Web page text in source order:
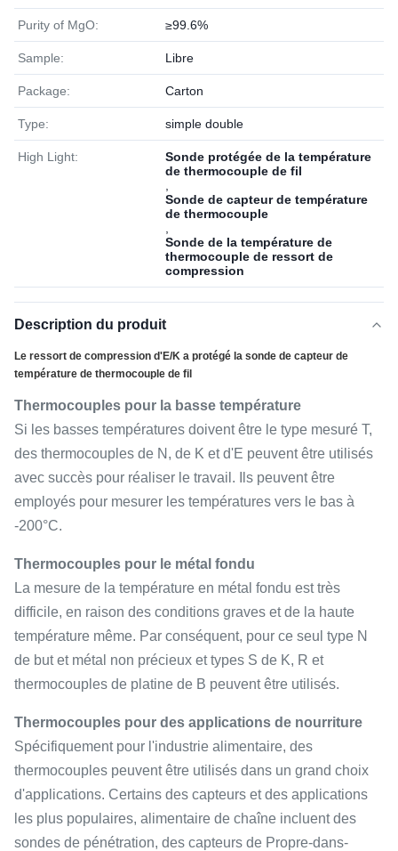
Purity of MgO: ≥99.6%
Sample: Libre
Package: Carton
Type: simple double
High Light:
Sonde protégée de la température
de thermocouple de fil
Sonde de capteur de température
de thermocouple
Sonde de la température de
thermocouple de ressort de
compression
Description du produit
Le ressort de compression d'E/K a protégé la sonde de capteur de
température de thermocouple de fil
Thermocouples pour la basse température
Si les basses températures doivent être le type mesuré T,
des thermocouples de N, de K et d'E peuvent être utilisés
avec succès pour réaliser le travail. Ils peuvent être
employés pour mesurer les températures vers le bas à
-200°C.
Thermocouples pour le métal fondu
La mesure de la température en métal fondu est très
difficile, en raison des conditions graves et de la haute
température même. Par conséquent, pour ce seul type N
de but et métal non précieux et types S de K, R et
thermocouples de platine de B peuvent être utilisés.
Thermocouples pour des applications de nourriture
Spécifiquement pour l'industrie alimentaire, des
thermocouples peuvent être utilisés dans un grand choix
d'applications. Certains des capteurs et des applications
les plus populaires, alimentaire de chaîne incluent des
sondes de pénétration, des capteurs de Propre-dans-